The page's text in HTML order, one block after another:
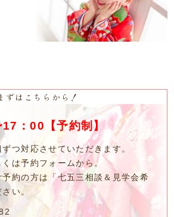
ずはこちらから！
17：00【予約制】
つ対応させていただきます。
は予約フォームから。
約の方は「七五三相談＆見学会希
い。